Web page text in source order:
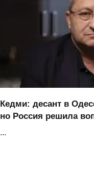
Кедми: десант в
но Россия решила
...